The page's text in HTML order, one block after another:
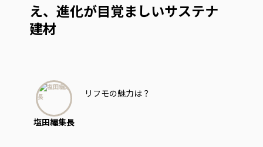
え、進化が目覚ましいサステナ
建材
塩田編集長
リフモの魅力は？